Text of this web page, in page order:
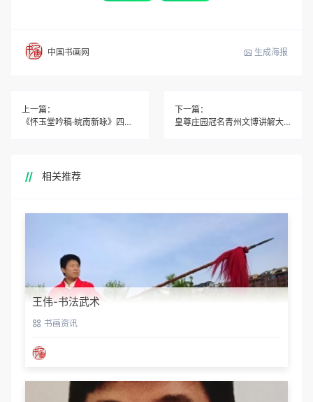
中国书画网 生成海报
上一篇：
《怀玉堂吟稿·皖南新咏》四十八首并序
下一篇：
皇尊庄园冠名青州文博讲解大赛
相关推荐
王伟-书法武术
书画资讯